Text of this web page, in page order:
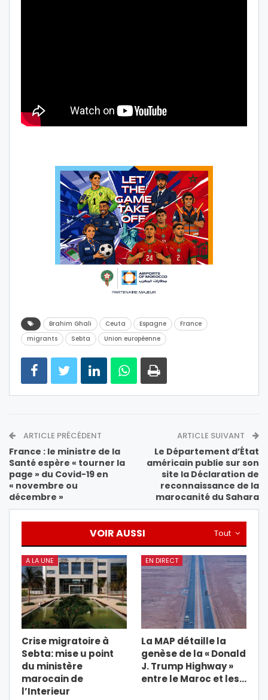
Brahim Ghali Ceuta Espagne
France
migrants
Sebta Union europèenne
ARTICLE PRÉCÉDENT
France : le ministre de la
Santé espère « tourner la
page » du Covid-19 en
« novembre ou
décembre »
ARTICLE SUIVANT
Le Département d’État
américain publie sur son
site la Déclaration de
reconnaissance de la
marocanité du Sahara
Tout
VOIR AUSSI
A LA UNE
Crise migratoire à
Sebta: mise u point
du ministère
marocain de
l’Interieur
EN DIRECT
La MAP détaille la
genèse de la « Donald
J. Trump Highway »
entre le Maroc et les…